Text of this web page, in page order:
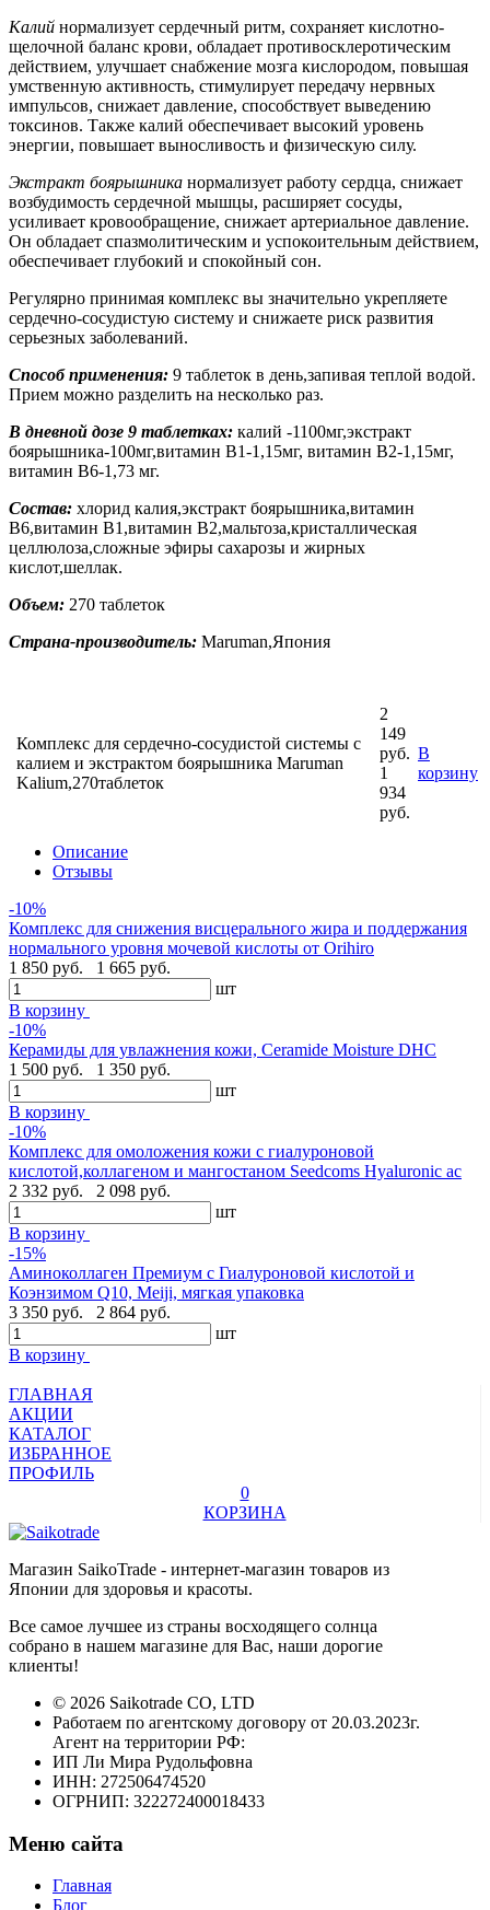
Калий нормализует сердечный ритм, сохраняет кислотно-
щелочной баланс крови, обладает противосклеротическим
действием, улучшает снабжение мозга кислородом, повышая
умственную активность, стимулирует передачу нервных
импульсов, снижает давление, способствует выведению
токсинов. Также калий обеспечивает высокий уровень
энергии, повышает выносливость и физическую силу.
Экстракт боярышника нормализует работу сердца, снижает
возбудимость сер­дечной мышцы, расширяет сосуды,
усиливает кровообращение, снижает артериальное давление.
Он обладает спазмолитическим и успокоительным действием,
обеспечивает глубокий и спокойный сон.
Регулярно принимая комплекс вы значительно укрепляете
сердечно-сосудистую систему и снижаете риск развития
серьезных заболеваний.
Способ применения: 9 таблеток в день,запивая теплой водой.
Прием можно разделить на несколько раз.
В дневной дозе 9 таблетках: калий -1100мг,экстракт
боярышника-100мг,витамин В1-1,15мг, витамин В2-1,15мг,
витамин В6-1,73 мг.
Состав: хлорид калия,экстракт боярышника,витамин
В6,витамин В1,витамин В2,мальтоза,кристаллическая
целлюлоза,сложные эфиры сахарозы и жирных
кислот,шеллак.
Объем: 270 таблеток
Страна-производитель: Maruman,Япония
Комплекс для сердечно-сосудистой системы с
калием и экстрактом боярышника Maruman
Kalium,270таблеток
2
149
руб.
1
934
руб.
В
корзину
Описание
Отзывы
-10%
Комплекс для снижения висцерального жира и поддержания
нормального уровня мочевой кислоты от Orihiro
1 850 руб.
1 665 руб.
шт
В корзину
-10%
Керамиды для увлажнения кожи, Ceramide Moisture DHC
1 500 руб.
1 350 руб.
шт
В корзину
-10%
Комплекс для омоложения кожи с гиалуроновой
кислотой,коллагеном и мангостаном Seedcoms Hyaluronic ac
2 332 руб.
2 098 руб.
шт
В корзину
-15%
Аминоколлаген Премиум c Гиалуроновой кислотой и
Коэнзимом Q10, Meiji, мягкая упаковка
3 350 руб.
2 864 руб.
шт
В корзину
ГЛАВНАЯ
АКЦИИ
КАТАЛОГ
ИЗБРАННОЕ
ПРОФИЛЬ
0
КОРЗИНА
Магазин SaikoTrade - интернет-магазин товаров из
Японии для здоровья и красоты.
Все самое лучшее из страны восходящего солнца
собрано в нашем магазине для Вас, наши дорогие
клиенты!
© 2026 Saikotrade CO, LTD
Работаем по агентскому договору от 20.03.2023г.
Агент на территории РФ:
ИП Ли Мира Рудольфовна
ИНН: 272506474520
ОГРНИП: 322272400018433
Меню сайта
Главная
Блог